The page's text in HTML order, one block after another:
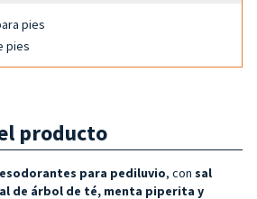
pies
pies
producto
para pediluvio, con sal
de árbol de té, menta piperita y